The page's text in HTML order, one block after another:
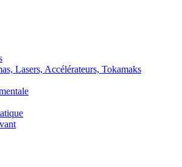
Lasers, Accélérateurs, Tokamaks